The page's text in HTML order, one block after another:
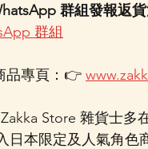
群組發報返
群組
品專頁：👉
Store 雜貨士多
本限定及人氣角色